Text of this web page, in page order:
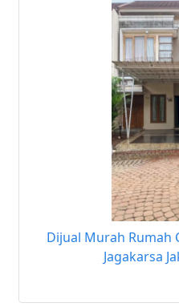
Dijual Murah Rumah
Jagakarsa